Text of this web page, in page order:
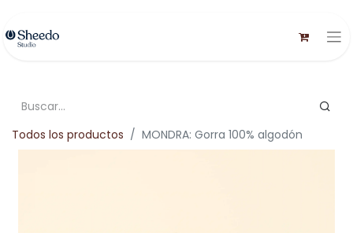
Todos los productos MONDRA: Gorra 100% algodón